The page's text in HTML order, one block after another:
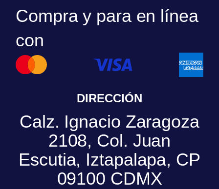
Compra y para en línea
con
DIRECCIÓN
Calz. Ignacio Zaragoza
2108, Col. Juan
Escutia, Iztapalapa, CP
09100 CDMX